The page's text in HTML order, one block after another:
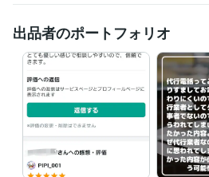
メンタル心理カウンセラー 取得年 : 2020
プログラミング言語・フレームワーク
HTML:15年
ビジネス・クリエイティブツール
Excel:20年Google サイト:18年 Google
Google ドキュメント:13年Word:20年
Canva:0年
出品者のポートフォリオ